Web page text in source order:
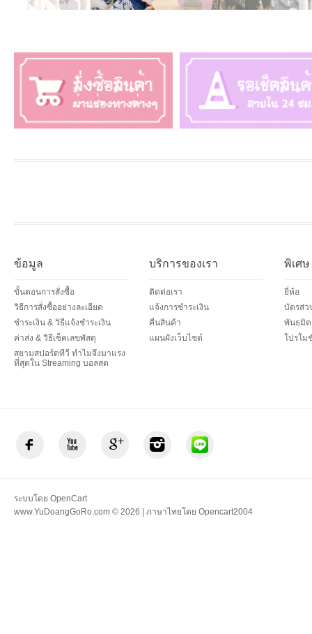
ข้อมูล
ขั้นตอนการสั่งซื้อ
วิธีการสั่งซื้ออย่างละเอียด
ชำระเงิน & วิธีแจ้งชำระเงิน
ค่าส่ง & วิธีเช็คเลขพัสดุ
สยามสปอร์ตทีวี ทำไมจึงมาแรง
ที่สุดใน Streaming บอลสด
บริการของเรา
ติดต่อเรา
แจ้งการชำระเงิน
คืนสินค้า
แผนผังเว็บไซต์
พิเศษ
ยี่ห้อ
บัตรส่ว
พันธมิต
โปรโม
ระบบโดย OpenCart
www.YuDoangGoRo.com © 2026 | ภาษาไทยโดย Opencart2004